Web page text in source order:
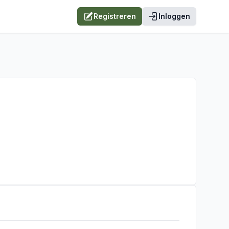
Registreren Inloggen